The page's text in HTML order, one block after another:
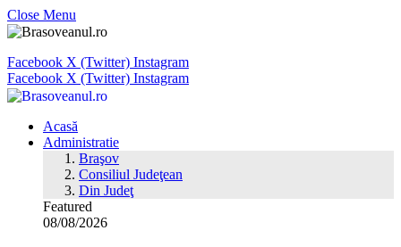
Close Menu
Facebook X (Twitter) Instagram
Facebook X (Twitter) Instagram
Acasă
Administratie
Braşov
Consiliul Judeţean
Din Judeţ
Featured
08/08/2026